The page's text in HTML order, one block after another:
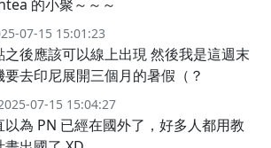
的小聚～～～
07-15 15:01:23
之後應該可以線上出現 然後我是這週末
要去印尼展開三個月的暑假（？
07-15 15:04:27
以為 PN 已經在國外了，好多人都用教